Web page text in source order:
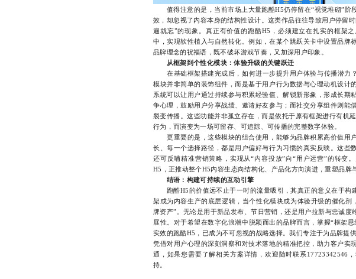
值得注意的是，当前市场上大量跑酷H5仍停留在“视觉堆砌”阶
效，却忽视了内容本身的结构性设计。这类作品往往导致用户停留
遍就忘”的现象。真正有价值的跑酷H5，必须建立在扎实的框架
中，实现软性植入与自然转化。例如，在某个跳跃关卡中设置品牌
品牌理念的祝福语，既不破坏游戏节奏，又加深用户印象。
从框架到个性化模块：体验升级的关键跃迁
在基础框架搭建完成后，如何进一步提升用户体验与传播潜力
模块并非简单的装饰组件，而是基于用户行为数据与心理动机设计
系统可以让用户通过持续参与积累经验值、解锁新形象，形成长期
争心理，鼓励用户分享战绩、邀请好友参与；而社交分享组件则能
裂变传播。这些功能并非孤立存在，而是依托于原有框架进行有机
行为，而演变为一场可留存、可追踪、可传播的完整数字体验。
更重要的是，这些模块的组合使用，能够为品牌积累高价值用
长、每一个选择路径，都是用户偏好与行为习惯的真实反映。这些
还可反哺精准营销策略，实现从“内容投放”向“用户运营”的转变
H5，正推动整个H5内容生态向结构化、产品化方向演进，重塑品牌
结语：构建可持续的互动引擎
跑酷H5的价值远不止于一时的流量吸引，其真正的意义在于构
架成为内容生产的底层逻辑，当个性化模块成为体验升级的催化剂
牌资产”。无论是用于新品发布、节日营销，还是用户拉新与忠诚度
展性。对于希望在数字化浪潮中脱颖而出的品牌而言，掌握“框架
实效的跑酷H5，已成为不可忽视的战略选择。我们专注于为品牌提
凭借对用户心理的深刻洞察和对技术落地的精准把控，助力客户实
通，如果您需要了解相关方案详情，欢迎随时联系17723342546
持。